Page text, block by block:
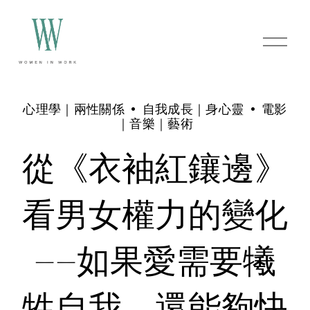
O
p
e
n
從《衣袖紅鑲邊》
看男女權力的變化
——如果愛需要犧
心理學｜兩性關係 自我成長｜身心靈
電影
｜音樂｜藝術